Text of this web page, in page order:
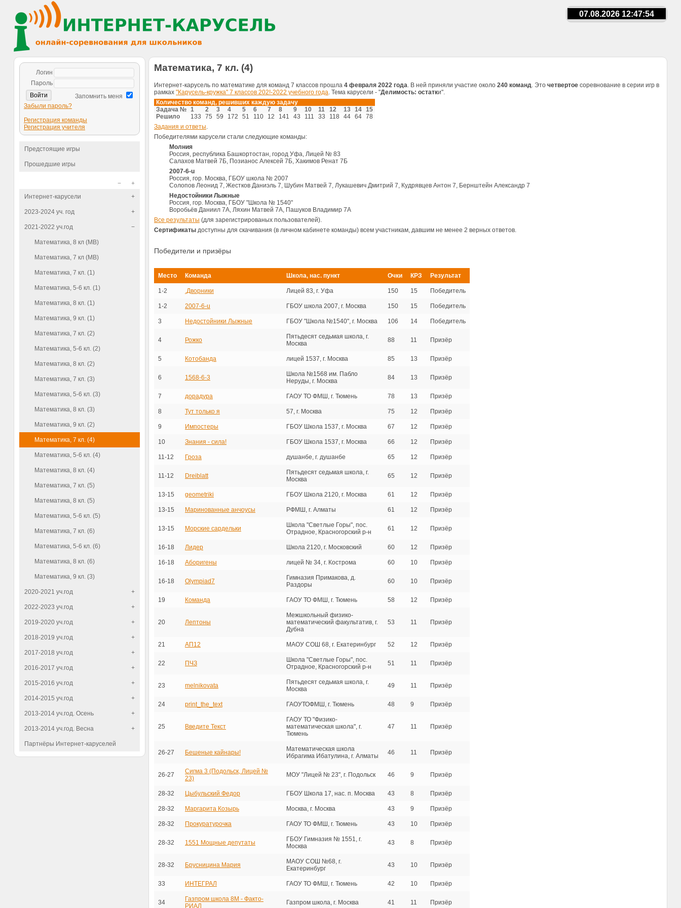
07.08.2026 12:47:54
Логин
Пароль
Запомнить меня
Забыли пароль?
Регистрация команды
Регистрация учителя
Предстоящие игры
Прошедшие игры
+
−
+
Интернет-карусели
+
2023-2024 уч. год
−
2021-2022 уч.год
Математика, 8 кл (МВ)
Математика, 7 кл (МВ)
Математика, 7 кл. (1)
Математика, 5-6 кл. (1)
Математика, 8 кл. (1)
Математика, 9 кл. (1)
Математика, 7 кл. (2)
Математика, 5-6 кл. (2)
Математика, 8 кл. (2)
Математика, 7 кл. (3)
Математика, 5-6 кл. (3)
Математика, 8 кл. (3)
Математика, 9 кл. (2)
Математика, 7 кл. (4)
Математика, 5-6 кл. (4)
Математика, 8 кл. (4)
Математика, 7 кл. (5)
Математика, 8 кл. (5)
Математика, 5-6 кл. (5)
Математика, 7 кл. (6)
Математика, 5-6 кл. (6)
Математика, 8 кл. (6)
Математика, 9 кл. (3)
+
2020-2021 уч.год
+
2022-2023 уч.год
+
2019-2020 уч.год
+
2018-2019 уч.год
+
2017-2018 уч.год
+
2016-2017 уч.год
+
2015-2016 уч.год
+
2014-2015 уч.год
+
2013-2014 уч.год. Осень
+
2013-2014 уч.год. Весна
Партнёры Интернет-каруселей
Математика, 7 кл. (4)
Интернет-карусель по математике для команд 7 классов прошла 4 февраля 2022 года. В ней приняли участие около 240 команд. Это четвертое соревнование в серии игр в
рамках "Карусель-кружка" 7 классов 202!-2022 учебного года. Тема карусели - "Делимость: остатки".
Количество команд, решивших каждую задачу
Задача № 1 2 3 4 5 6 7 8 9 10 11 12 13 14 15
Решило
133 75 59 172 51 110 12 141 43 111 33 118 44 64 78
Задания и ответы.
Победителями карусели стали следующие команды:
Молния
Россия, республика Башкортостан, город Уфа, Лицей № 83
Салахов Матвей 7Б, Позианос Алексей 7Б, Хакимов Ренат 7Б
2007-6-u
Россия, гор. Москва, ГБОУ школа № 2007
Солопов Леонид 7, Жестков Даниэль 7, Шубин Матвей 7, Лукашевич Дмитрий 7, Кудрявцев Антон 7, Бернштейн Александр 7
Недостойники Лыжные
Россия, гор. Москва, ГБОУ "Школа № 1540"
Воробьёв Даниил 7А, Ляхин Матвей 7А, Пашуков Владимир 7А
Все результаты (для зарегистрированых пользователей).
Сертификаты доступны для скачивания (в личном кабинете команды) всем участникам, давшим не менее 2 верных ответов.
Победители и призёры
Место Команда Школа, нас. пункт Очки КРЗ Результат
1-2 .Дворники Лицей 83, г. Уфа 150 15 Победитель
1-2 2007-6-u ГБОУ школа 2007, г. Москва 150 15 Победитель
3 Недостойники Лыжные ГБОУ "Школа №1540", г. Москва 106 14 Победитель
4 Рожко
Пятьдесят седьмая школа, г.
Москва
88 11 Призёр
5 Котобанда лицей 1537, г. Москва 85 13 Призёр
6 1568-6-3
Школа №1568 им. Пабло
Неруды, г. Москва
84 13 Призёр
7 дорадура ГАОУ ТО ФМШ, г. Тюмень 78 13 Призёр
8 Тут только я 57, г. Москва 75 12 Призёр
9 Импостеры ГБОУ Школа 1537, г. Москва 67 12 Призёр
10 Знания - сила! ГБОУ Школа 1537, г. Москва 66 12 Призёр
11-12 Гроза душанбе, г. душанбе 65 12 Призёр
11-12 Dreiblatt
Пятьдесят седьмая школа, г.
Москва
65 12 Призёр
13-15 geometriki ГБОУ Школа 2120, г. Москва 61 12 Призёр
13-15 Маринованные анчоусы РФМШ, г. Алматы 61 12 Призёр
13-15 Морские сардельки
Школа "Светлые Горы", пос.
Отрадное, Красногорский р-н
61 12 Призёр
16-18 Лидер Школа 2120, г. Московский 60 12 Призёр
16-18 Аборигены лицей № 34, г. Кострома 60 10 Призёр
16-18 Olympiad7
Гимназия Примакова, д.
Раздоры
60 10 Призёр
19 Команда ГАОУ ТО ФМШ, г. Тюмень 58 12 Призёр
20 Лептоны
Межшкольный физико-
математический факультатив, г.
Дубна
53 11 Призёр
21 АП12 МАОУ СОШ 68, г. Екатеринбург 52 12 Призёр
22 ПЧЗ
Школа "Светлые Горы", пос.
Отрадное, Красногорский р-н
51 11 Призёр
23 melnikovata
Пятьдесят седьмая школа, г.
Москва
49 11 Призёр
24 print_the_text ГАОУТОФМШ, г. Тюмень 48 9 Призёр
25 Введите Текст
ГАОУ ТО "Физико-
математическая школа", г.
Тюмень
47 11 Призёр
26-27 Бешеные кайнары!
Математическая школа
Ибрагима Ибатулина, г. Алматы
46 11 Призёр
26-27
Сигма 3 (Подольск, Лицей №
23)
МОУ "Лицей № 23", г. Подольск 46 9 Призёр
28-32 Цыбульский Федор ГБОУ Школа 17, нас. п. Москва 43 8 Призёр
28-32 Маргарита Козырь Москва, г. Москва 43 9 Призёр
28-32 Прокуратурочка ГАОУ ТО ФМШ, г. Тюмень 43 10 Призёр
28-32 1551 Мощные депутаты
ГБОУ Гимназия № 1551, г.
Москва
43 8 Призёр
28-32 Брусницина Мария
МАОУ СОШ №68, г.
Екатеринбург
43 10 Призёр
33 ИНТЕГРАЛ ГАОУ ТО ФМШ, г. Тюмень 42 10 Призёр
34
Газпром школа 8М - Факто-
РИАЛ
Газпром школа, г. Москва 41 11 Призёр